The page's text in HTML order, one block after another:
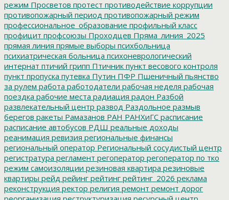
режим Просветов протест противодействие коррупции
противопожарный период противопожарный режим
профессиональное_образование профильный класс
профицит профсоюзы Проходцев Пряма_линия_2025
прямая линия прямые выборы психбольница
психиатрическая больница психоневрологический
интернат птичий грипп Птичник пункт весового контроля
пункт пропуска путевка Путин ПФР Пшеничный пьянство
за рулем работа работодатели рабочая неделя рабочая
поездка рабочие места радиация радон Разбой
развлекательный центр развод Раздольное размыв
берегов ракеты Рамазанов РАН РАНХиГС расписание
расписание автобусов РДШ реальные доходы
реанимация ревизия региональные финансы
региональный оператор Региональный сосудистый центр
регистратура регламент регоператор регоператор по тко
режим самоизоляции резиновая квартира резиновые
квартиры рейд рейинг рейтинг рейтинг_2026 реклама
реконструкция ректор религия ремонт ремонт дорог